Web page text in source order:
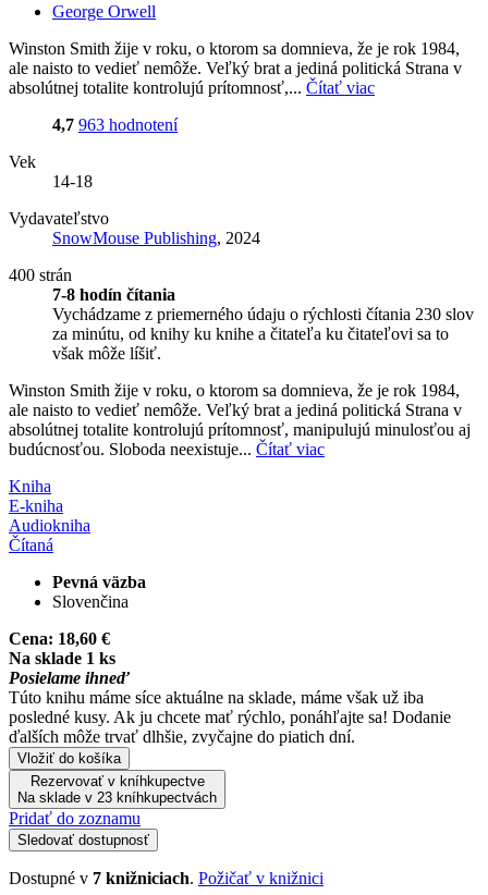
George Orwell
Winston Smith žije v roku, o ktorom sa domnieva, že je rok 1984,
ale naisto to vedieť nemôže. Veľký brat a jediná politická Strana v
absolútnej totalite kontrolujú prítomnosť,... Čítať viac
4,7 963 hodnotení
Vek
14-18
Vydavateľstvo
SnowMouse Publishing, 2024
400 strán
7-8 hodín čítania
Vychádzame z priemerného údaju o rýchlosti čítania 230 slov
za minútu, od knihy ku knihe a čitateľa ku čitateľovi sa to
však môže líšiť.
Winston Smith žije v roku, o ktorom sa domnieva, že je rok 1984,
ale naisto to vedieť nemôže. Veľký brat a jediná politická Strana v
absolútnej totalite kontrolujú prítomnosť, manipulujú minulosťou aj
budúcnosťou. Sloboda neexistuje... Čítať viac
Kniha
E-kniha
Audiokniha
Čítaná
Pevná väzba
Slovenčina
Cena: 18,60 €
Na sklade 1 ks
Posielame ihneď
Túto knihu máme síce aktuálne na sklade, máme však už iba
posledné kusy. Ak ju chcete mať rýchlo, ponáhľajte sa! Dodanie
ďalších môže trvať dlhšie, zvyčajne do piatich dní.
Vložiť do košíka
Rezervovať v kníhkupectve
Na sklade v 23 kníhkupectvách
Pridať do zoznamu
Sledovať dostupnosť
Dostupné v 7 knižniciach. Požičať v knižnici